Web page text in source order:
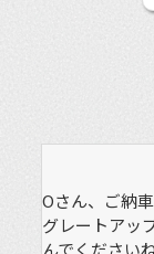
Oさん、ご納
グレートアッ
んでください